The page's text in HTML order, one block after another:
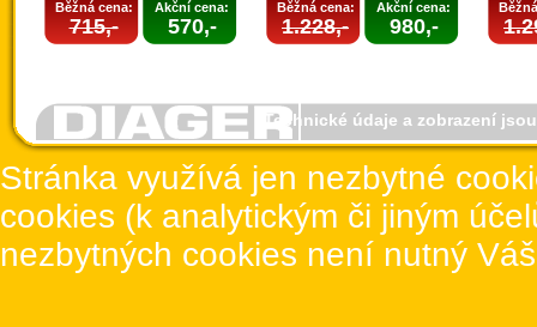
Běžná cena:
715,-
Akční cena:
570,-
Běžná cena:
1.228,-
Akční cena:
980,-
Technické údaje a zobrazení
Stránka využívá jen nezbytné
cookies (k analytickým či jiným
nezbytných cookies není nutný